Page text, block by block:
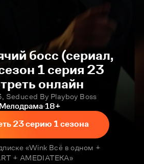
босс (сериал,
1 серия 23
онлайн
Seduced By Playboy Boss
Мелодрама 18+
23 серию 1 сезона
«Wink Всё в одном +
+ AMEDIATEKA»